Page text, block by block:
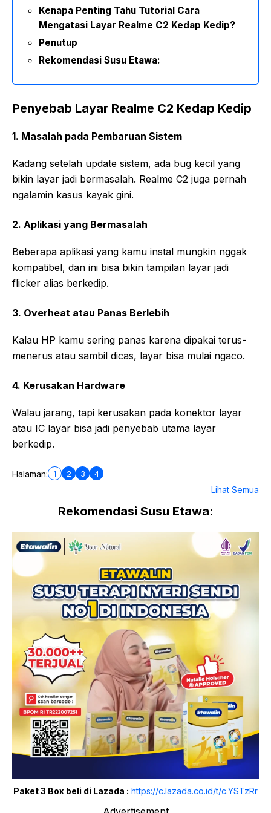
Kenapa Penting Tahu Tutorial Cara
Mengatasi Layar Realme C2 Kedap Kedip?
Penutup
Rekomendasi Susu Etawa:
Penyebab Layar Realme C2 Kedap Kedip
1. Masalah pada Pembaruan Sistem
Kadang setelah update sistem, ada bug kecil yang
bikin layar jadi bermasalah. Realme C2 juga pernah
ngalamin kasus kayak gini.
2. Aplikasi yang Bermasalah
Beberapa aplikasi yang kamu instal mungkin nggak
kompatibel, dan ini bisa bikin tampilan layar jadi
flicker alias berkedip.
3. Overheat atau Panas Berlebih
Kalau HP kamu sering panas karena dipakai terus-
menerus atau sambil dicas, layar bisa mulai ngaco.
4. Kerusakan Hardware
Walau jarang, tapi kerusakan pada konektor layar
atau IC layar bisa jadi penyebab utama layar
berkedip.
Halaman: 1 2 3 4
Lihat Semua
Rekomendasi Susu Etawa:
Paket 3 Box beli di Lazada : https://c.lazada.co.id/t/c.YSTzRr